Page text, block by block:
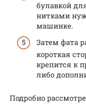
булавкой
нитками
машинке.
Затем фата
короткая
крепится к
либо
Подробно